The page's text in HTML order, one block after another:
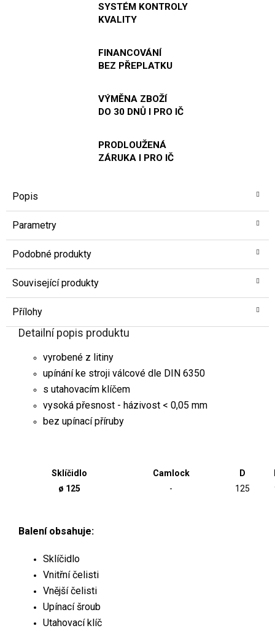
SYSTÉM KONTROLY
KVALITY
FINANCOVÁNÍ
BEZ PŘEPLATKU
VÝMĚNA ZBOŽÍ
DO 30 DNŮ I PRO IČ
PRODLOUŽENÁ
ZÁRUKA I PRO IČ
Popis
Parametry
Podobné produkty
Související produkty
Přílohy
Detailní popis produktu
vyrobené z litiny
upínání ke stroji válcové dle DIN 6350
s utahovacím klíčem
vysoká přesnost - házivost < 0,05 mm
bez upínací příruby
Sklíčidlo Camlock D
ø 125
- 125
Balení obsahuje:
Sklíčidlo
Vnitřní čelisti
Vnější čelisti
Upínací šroub
Utahovací klíč